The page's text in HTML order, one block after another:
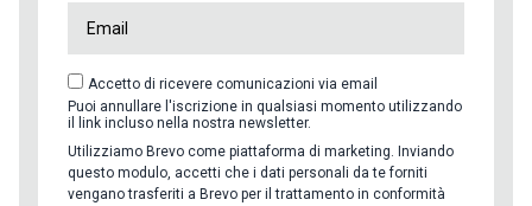
Accetto di ricevere comunicazioni via email
Puoi annullare l'iscrizione in qualsiasi momento utilizzando
il link incluso nella nostra newsletter.
Utilizziamo Brevo come piattaforma di marketing. Inviando
questo modulo, accetti che i dati personali da te forniti
vengano trasferiti a Brevo per il trattamento in conformità